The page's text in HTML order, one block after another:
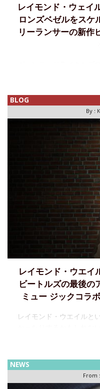
レイモンド・ウェイ
ロンズベゼルをスケ
リーランサーの新作
ウォッチに採用したフリ
イル＞は 、 近代的なフ
BLOG
By :
レイモンド・ウエイ
ビートルズの最後の
ミュー ジックコラ
レイモンド・ウエイルと
ク・コラボレーション・
か、●
NEWS
From :